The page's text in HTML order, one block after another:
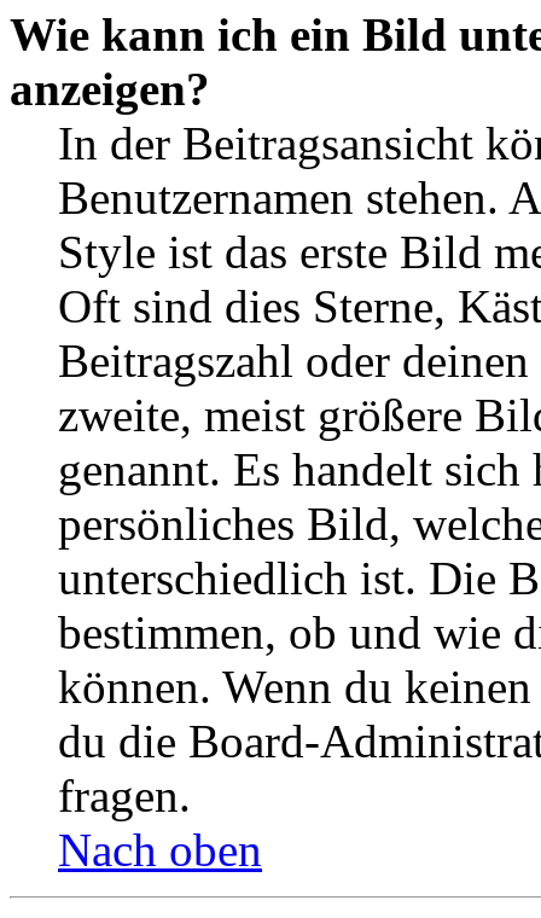
Wie kann ich ein Bild
anzeigen?
In der Beitragsansicht
Benutzernamen stehen.
Style ist das erste Bild
Oft sind dies Sterne,
Beitragszahl oder
zweite, meist größere
genannt. Es handelt
persönliches Bild,
unterschiedlich ist. Die
bestimmen, ob und wie
können. Wenn du
du die Board-
fragen.
Nach oben